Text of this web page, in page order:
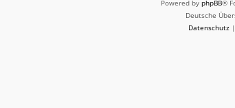
Powered by phpBB®
Deutsche
Datenschutz |